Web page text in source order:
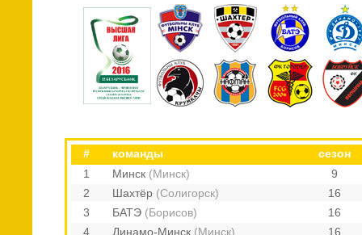
# команды
сезон
1
Минск (Минск)
9
2
Шахтёр (Солигорск)
16
3
БАТЭ (Борисов)
16
4
Динамо-Минск (Минск)
16